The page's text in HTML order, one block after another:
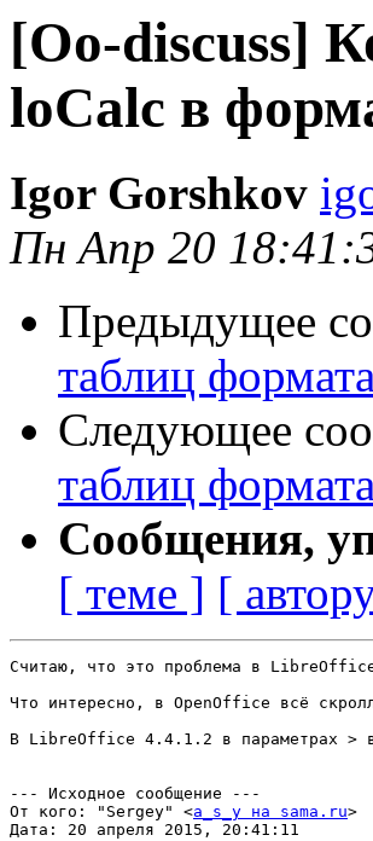
[Oo-discuss]
loСalc в
Igor Gorshkov
Пн Апр 20
Предыдущее
таблиц
Следующее
таблиц
Сообщения,
[ теме ] [
Считаю, что это проблема в
Что интересно, в OpenOffice всё
В LibreOffice 4.4.1.2 в параметрах >
--- Исходное сообщение ---
От кого: "Sergey" <a_s_y на sama.ru>
Дата: 20 апреля 2015, 20:41:11